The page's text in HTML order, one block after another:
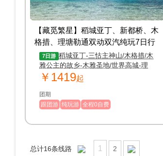
【藏觅繁星】稻城亚丁、新都桥、木
格措、理塘勒通双动双汽纯玩7日行
摄之旅
7日游 稻城亚丁-三怙主神山/木格措/木
雅公主的故乡-木雅圣地/世界高城-理
塘，唯美风景 一网打尽
￥1419起
团期
跟团游 纯玩游 全程0自费
总计16条线路 1 2